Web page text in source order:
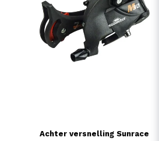
Achter versnelling Sunrace